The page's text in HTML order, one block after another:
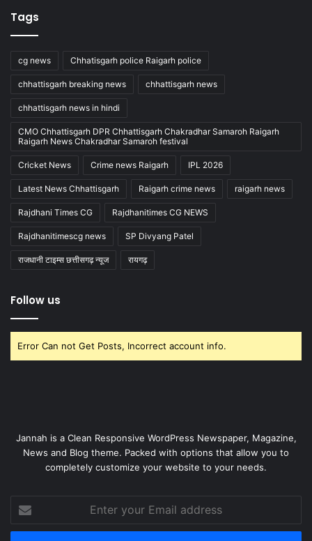
Tags
cg news Chhatisgarh police Raigarh police
chhattisgarh breaking news chhattisgarh news
chhattisgarh news in hindi
CMO Chhattisgarh DPR Chhattisgarh Chakradhar Samaroh Raigarh
Raigarh News Chakradhar Samaroh festival
Cricket News Crime news Raigarh IPL 2026
Latest News Chhattisgarh Raigarh crime news raigarh news
Rajdhani Times CG Rajdhanitimes CG NEWS
Rajdhanitimescg news SP Divyang Patel
राजधानी टाइम्स छत्तीसगढ़ न्यूज रायगढ़
Follow us
Error Can not Get Posts, Incorrect account info.
Jannah is a Clean Responsive WordPress Newspaper, Magazine,
News and Blog theme. Packed with options that allow you to
completely customize your website to your needs.
your
Email